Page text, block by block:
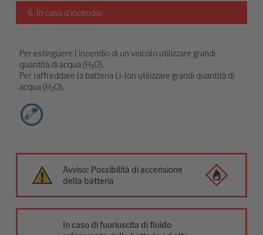
6. In caso d’incendio
Per estinguere l’incendio di un veicolo utilizzare grandi
quantità di acqua (H₂O).
Per raffreddare la batteria Li-Ion utilizzare grandi quantità di
acqua (H₂O).
Avviso: Possibilità di accensione
della batteria
In caso di fuoriuscita di fluido